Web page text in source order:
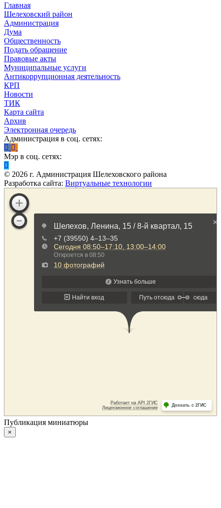
Главная
Шелеховский район
Администрация
Дума
Общественность
Подать обращение
Правовые акты
Муниципальные услуги
Антикоррупционная деятельность
КРП
Новости
ТИК
Карта сайта
Архив
Электронная очередь
Администрация в соц. сетях:
Мэр в соц. сетях:
© 2026 г. Администрация Шелеховского района
Разработка сайта: Виртуальные технологии
Публикация миниатюры
×